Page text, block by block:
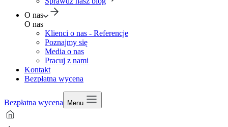
O nas
O nas
Klienci o nas - Referencje
Poznajmy się
Media o nas
Pracuj z nami
Kontakt
Bezpłatna wycena
Bezpłatna wycena Menu